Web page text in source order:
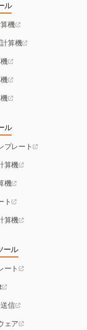
ル
機
算機
ル
プレート
算機
機
ト
算機
ール
ート
信
ェア